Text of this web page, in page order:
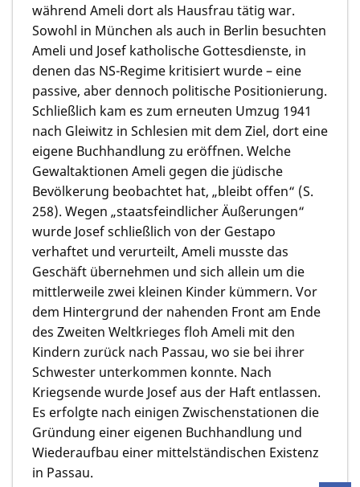
während Ameli dort als Hausfrau tätig war.
Sowohl in München als auch in Berlin besuchten
Ameli und Josef katholische Gottesdienste, in
denen das NS-Regime kritisiert wurde – eine
passive, aber dennoch politische Positionierung.
Schließlich kam es zum erneuten Umzug 1941
nach Gleiwitz in Schlesien mit dem Ziel, dort eine
eigene Buchhandlung zu eröffnen. Welche
Gewaltaktionen Ameli gegen die jüdische
Bevölkerung beobachtet hat, „bleibt offen“ (S.
258). Wegen „staatsfeindlicher Äußerungen“
wurde Josef schließlich von der Gestapo
verhaftet und verurteilt, Ameli musste das
Geschäft übernehmen und sich allein um die
mittlerweile zwei kleinen Kinder kümmern. Vor
dem Hintergrund der nahenden Front am Ende
des Zweiten Weltkrieges floh Ameli mit den
Kindern zurück nach Passau, wo sie bei ihrer
Schwester unterkommen konnte. Nach
Kriegsende wurde Josef aus der Haft entlassen.
Es erfolgte nach einigen Zwischenstationen die
Gründung einer eigenen Buchhandlung und
Wiederaufbau einer mittelständischen Existenz
in Passau.